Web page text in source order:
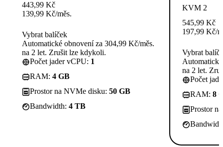
443,99 Kč
139,99 Kč/měs.
Vybrat balíček
Automatické obnovení za 304,99 Kč/měs.
na 2 let. Zrušit lze kdykoli.
Počet jader vCPU: 1
RAM: 4 GB
Prostor na NVMe disku: 50 GB
Bandwidth: 4 TB
KVM 2
545,99 Kč
197,99 Kč/
Vybrat
na 2 let.
Počet
RAM: 8
Prostor